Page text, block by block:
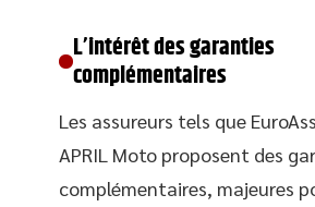
L’intérêt des garanties
complémentaires
Les assureurs tels que
APRIL Moto proposent des
complémentaires, majeures